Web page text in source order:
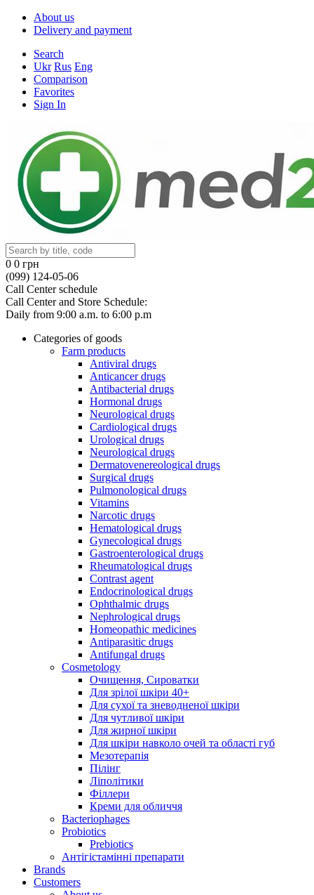
About us
Delivery and payment
Search
Ukr Rus Eng
Comparison
Favorites
Sign In
0 0 грн
(099) 124-05-06
Call Center schedule
Call Center and Store Schedule:
Daily from 9:00 a.m. to 6:00 p.m
Categories of goods
Farm products
Antiviral drugs
Anticancer drugs
Antibacterial drugs
Hormonal drugs
Neurological drugs
Cardiological drugs
Urological drugs
Neurological drugs
Dermatovenereological drugs
Surgical drugs
Pulmonological drugs
Vitamins
Narcotic drugs
Hematological drugs
Gynecological drugs
Gastroenterological drugs
Rheumatological drugs
Contrast agent
Endocrinological drugs
Ophthalmic drugs
Nephrological drugs
Homeopathic medicines
Antiparasitic drugs
Antifungal drugs
Cosmetology
Очищення, Сироватки
Для зрілої шкіри 40+
Для сухої та зневодненої шкіри
Для чутливої шкіри
Для жирної шкіри
Для шкіри навколо очей та області губ
Мезотерапія
Пілінг
Ліполітики
Філлери
Креми для обличчя
Bacteriophages
Probiotics
Prebiotics
Антігістамінні препарати
Brands
Customers